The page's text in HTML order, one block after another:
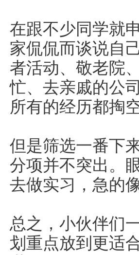
在跟不少同学就
家侃侃而谈说自
者活动、敬老院
忙、去亲戚的公
所有的经历都掏
但是筛选一番下
分项并不突出。
去做实习，急的
总之，小伙伴们
划重点放到更适